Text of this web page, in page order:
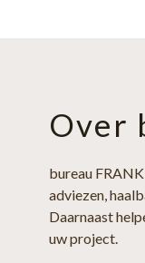
Over
bureau
adviezen,
Daarnaast
uw project.